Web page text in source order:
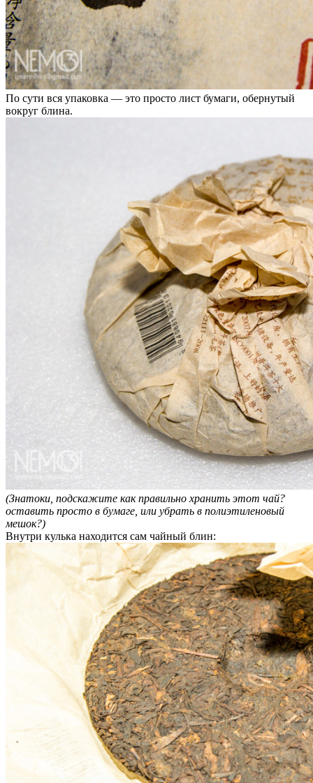
По сути вся упаковка — это просто лист бумаги, обернутый
вокруг блина.
(Знатоки, подскажите как правильно хранить этот чай?
оставить просто в бумаге, или убрать в полиэтиленовый
мешок?)
Внутри кулька находится сам чайный блин: